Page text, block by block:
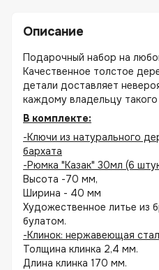
Описание
Подарочный набор на
Качественное толстое
детали доставляет
каждому владельцу
В комплекте:
-Ключи из натурального
бархата
-Рюмка "Казак" 30мл (6
Высота -70 мм,
Ширина - 40 мм
Художественное литье из
булатом.
-Клинок: нержавеющая
Толщина клинка 2,4 мм.
Длина клинка 170 мм.